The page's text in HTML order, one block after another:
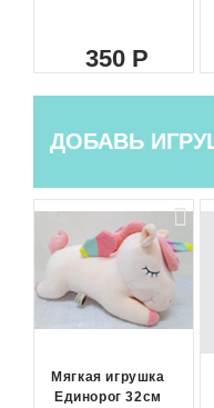
350
ДОБАВЬ
Мягкая игрушка
Единорог 32см